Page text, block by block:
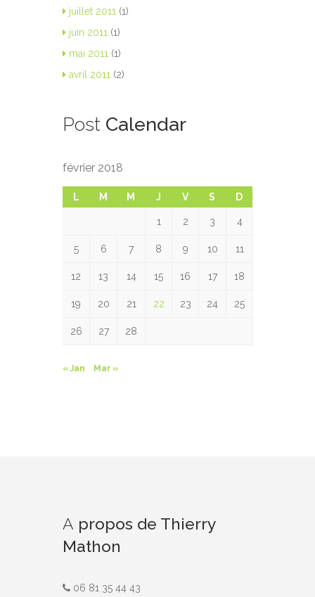
juillet 2011 (1)
juin 2011 (1)
mai 2011 (1)
avril 2011 (2)
Post Calendar
février 2018
L M M J V S D
1 2 3 4
5 6 7 8 9 10 11
12 13 14 15 16 17 18
19 20 21 22 23 24 25
26 27 28
« Jan Mar »
A propos de Thierry
Mathon
06 81 35 44 43